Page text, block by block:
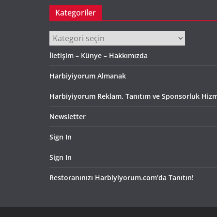
Kategoriler
Kategoriler
İletişim – Künye – Hakkımızda
Harbiyiyorum Almanak
Harbiyiyorum Reklam, Tanıtım ve Sponsorluk
Newsletter
Sign In
Sign In
Restoranınızı Harbiyiyorum.com’da Tanıtın!